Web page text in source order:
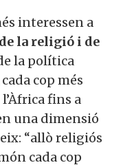
interessen a
la religió i de
la política
cop més
fins a
una dimensió
“allò religiós
cada cop